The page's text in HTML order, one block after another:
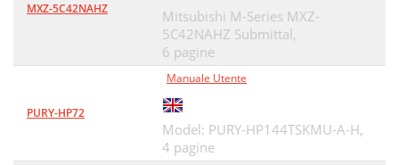
MXZ-5C42NAHZ
Mitsubishi M-Series MXZ-
5C42NAHZ Submittal,
6 pagine
PURY-HP72
Manuale Utente
Model: PURY-HP144TSKMU-A-H,
4 pagine